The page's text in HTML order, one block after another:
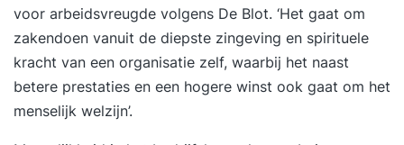
5-daagse training (12 aaneengesloten dagdelen
met avondprogramma) 4 weken Stappenplan
Zoom-meeting Nazorg-gesprek Training inclusief
persoonlijk stappenplan De Duik wordt afgerond
met een 4-weken Persoonlijk Stappenplan met
tools waarmee je de training gemakkelijker in je
voor arbeidsvreugde volgens De Blot. ‘Het gaat om
zakendoen vanuit de diepste zingeving en spirituele
kracht van een organisatie zelf, waarbij het naast
betere prestaties en een hogere winst ook gaat om het
menselijk welzijn’.